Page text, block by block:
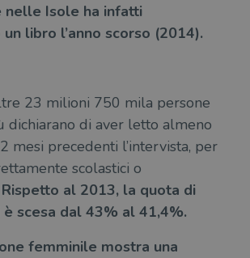
nelle Isole ha infatti
libro l’anno scorso (2014).
23 milioni 750 mila persone
dichiarano di aver letto almeno
mesi precedenti l’intervista, per
scolastici o
Rispetto al 2013, la quota di
scesa dal 43% al 41,4%.
femminile mostra una